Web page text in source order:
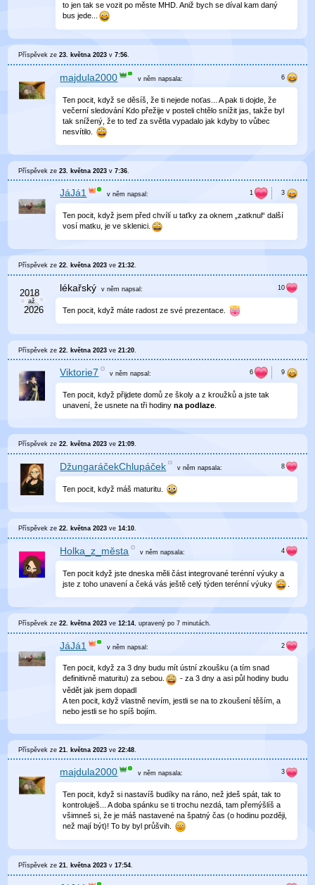
to jen tak se vozit po měste MHD. Aniž bych se díval kam daný
bus jede...
Příspěvek ze23. května 2023 v7:56.
majdula2000 v něm napsala:
Ten pocit, když se děsíš, že ti nejede noťas... A pak ti dojde, že
večerní sledování Kdo přežije v posteli chtělo snížit jas, takže byl
tak snížený, že to teď za světla vypadalo jak kdyby to vůbec
nesvítilo.
Příspěvek ze23. května 2023 v7:36
JáJá1 v něm napsal:
Ten pocit, když jsem před chvílí u taťky za oknem „zatknul“ další
vosí matku, je ve sklenici.
Příspěvek ze22. května 2023 ve21:32.
lékařský v něm napsal:
Ten pocit, když máte radost ze své prezentace.
Příspěvek ze22. května 2023 ve21:20
Viktorie7 v němnapsal:
Ten pocit, když přijdete domů ze školy a z kroužků a jste tak
unavení, že usnete na tři hodinyna podlaze
Příspěvek ze22. května 2023 ve21:09.
DžungaráčekChlupáček v němnapsala:
Ten pocit, když máš maturitu.
Příspěvek ze22. května 2023 ve14:10.
Holka_z_města v němnapsala:
Ten pocit když jste dneska měli část integrované terénní výuky a
jste z toho unavení a čeká vás ještě celý týden terénní výuky
Příspěvek ze22. května 2023 ve12:14 , upravenýpo 7 minutách
JáJá1 v něm napsal:
Ten pocit, když za 3 dny budu mít ústní zkoušku (a tím snad
definitivně maturitu) za sebou.
- za 3 dny a asi půl hodiny budu
vědět jak jsem dopadl
A ten pocit, když vlastně nevím, jestli se na to zkoušení těším, a
nebo jestli se ho spíš bojím.
Příspěvek ze21. května 2023 ve22:48
majdula2000 v něm napsala:
Ten pocit, když si nastavíš budíky na ráno, než jdeš spát, tak to
kontroluješ... A doba spánku se ti trochu nezdá, tam přemýšlíš a
všimneš si, že je máš nastavené na špatný čas (o hodinu později,
než mají být)! To by byl průšvih.
Příspěvek ze21. května 2023 v17:54.